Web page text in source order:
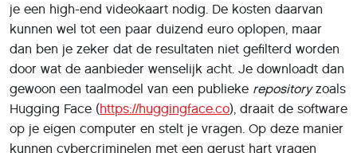
Hugging Face (https://huggingface.co ), draait de software
op je eigen computer en stelt je vragen. Op deze manier
kunnen cybercriminelen met een gerust hart vragen
stellen om phishingmails te creëren.